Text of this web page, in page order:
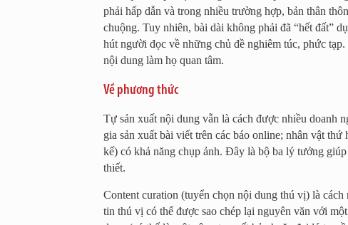
phải hấp dẫn và trong nhiều trường hợp, bản thân
chuộng. Tuy nhiên, bài dài không phải đã “hết đất”
hút người đọc về những chủ đề nghiêm túc, phức
nội dung làm họ quan tâm.
Về phương thức
Tự sản xuất nội dung vẫn là cách được nhiều doanh
gia sản xuất bài viết trên các báo online; nhân vật
kế) có khả năng chụp ảnh. Đây là bộ ba lý tưởng
thiết.
Content curation (tuyển chọn nội dung thú vị) là
tin thú vị có thể được sao chép lại nguyên văn với